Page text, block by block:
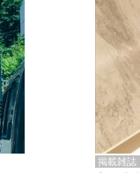
掲載雑誌
が